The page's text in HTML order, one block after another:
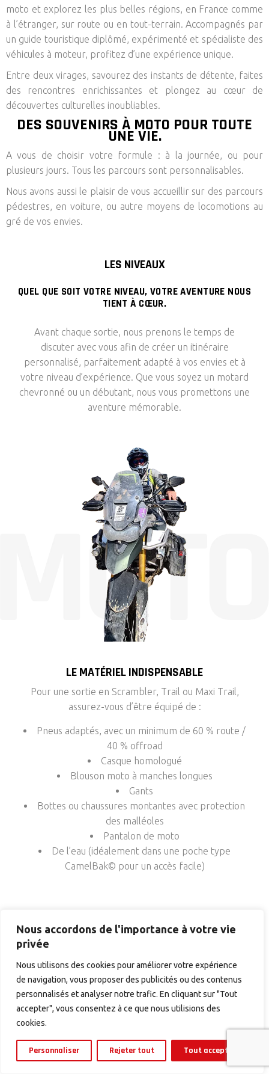
Nous accordons de l'importance à votre vie
privée
Nous utilisons des cookies pour améliorer votre expérience
de navigation, vous proposer des publicités ou des contenus
personnalisés et analyser notre trafic. En cliquant sur "Tout
accepter", vous consentez à ce que nous utilisions des
cookies.
Personnaliser Rejeter tout Tout accepter
moto et explorez les plus belles régions, en France comme
à l’étranger, sur route ou en tout-terrain. Accompagnés par
un guide touristique diplômé, expérimenté et spécialiste des
véhicules à moteur, profitez d’une expérience unique.
Entre deux virages, savourez des instants de détente, faites
des rencontres enrichissantes et plongez au cœur de
découvertes culturelles inoubliables.
DES SOUVENIRS À MOTO POUR TOUTE
UNE VIE.
A vous de choisir votre formule : à la journée, ou pour
plusieurs jours. Tous les parcours sont personnalisables.
Nous avons aussi le plaisir de vous accueillir sur des parcours
pédestres, en voiture, ou autre moyens de locomotions au
gré de vos envies.
LES NIVEAUX
QUEL QUE SOIT VOTRE NIVEAU, VOTRE AVENTURE NOUS
TIENT À CŒUR.
Avant chaque sortie, nous prenons le temps de
discuter avec vous afin de créer un itinéraire
personnalisé, parfaitement adapté à vos envies et à
votre niveau d’expérience. Que vous soyez un motard
chevronné ou un débutant, nous vous promettons une
aventure mémorable.
LE MATÉRIEL INDISPENSABLE
Pour une sortie en Scrambler, Trail ou Maxi Trail,
assurez-vous d’être équipé de :
Pneus adaptés, avec un minimum de 60 % route /
40 % offroad
Casque homologué
Blouson moto à manches longues
Gants
Bottes ou chaussures montantes avec protection
des malléoles
Pantalon de moto
De l’eau (idéalement dans une poche type
CamelBak© pour un accès facile)
MEMBRE DU SYNDICAT
DES GUIDES